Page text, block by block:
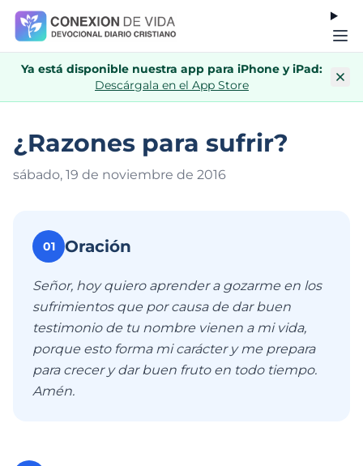
Ya está disponible nuestra app para iPhone y iPad:
Descárgala en el App Store
¿Razones para sufrir?
sábado, 19 de noviembre de 2016
01 Oración
Señor, hoy quiero aprender a gozarme en los
sufrimientos que por causa de dar buen
testimonio de tu nombre vienen a mi vida,
porque esto forma mi carácter y me prepara
para crecer y dar buen fruto en todo tiempo.
Amén.